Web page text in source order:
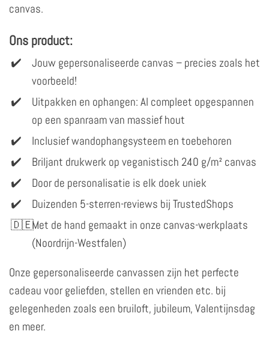
canvas.
Ons product:
Jouw gepersonaliseerde canvas – precies zoals het
voorbeeld!
Uitpakken en ophangen: Al compleet opgespannen
op een spanraam van massief hout
Inclusief wandophangsysteem en toebehoren
Briljant drukwerk op veganistisch 240 g/m² canvas
Door de personalisatie is elk doek uniek
Duizenden 5-sterren-reviews bij TrustedShops
Met de hand gemaakt in onze canvas-werkplaats
(Noordrijn-Westfalen)
Onze gepersonaliseerde canvassen zijn het perfecte
cadeau voor geliefden, stellen en vrienden etc. bij
gelegenheden zoals een bruiloft, jubileum, Valentijnsdag
en meer.